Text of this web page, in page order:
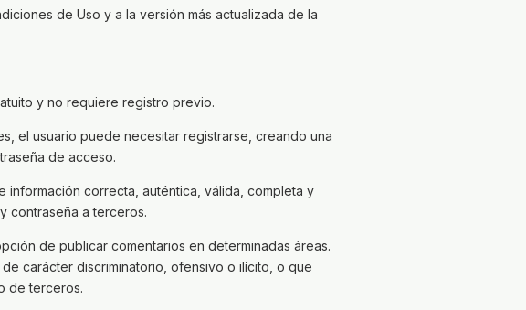
de Uso y a la versión más actualizada de la
y no requiere registro previo.
el usuario puede necesitar registrarse, creando una
de acceso.
información correcta, auténtica, válida, completa y
contraseña a terceros.
de publicar comentarios en determinadas áreas.
carácter discriminatorio, ofensivo o ilícito, o que
de terceros.